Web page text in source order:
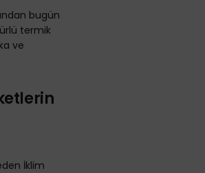
bugün
termik
ve
İklim